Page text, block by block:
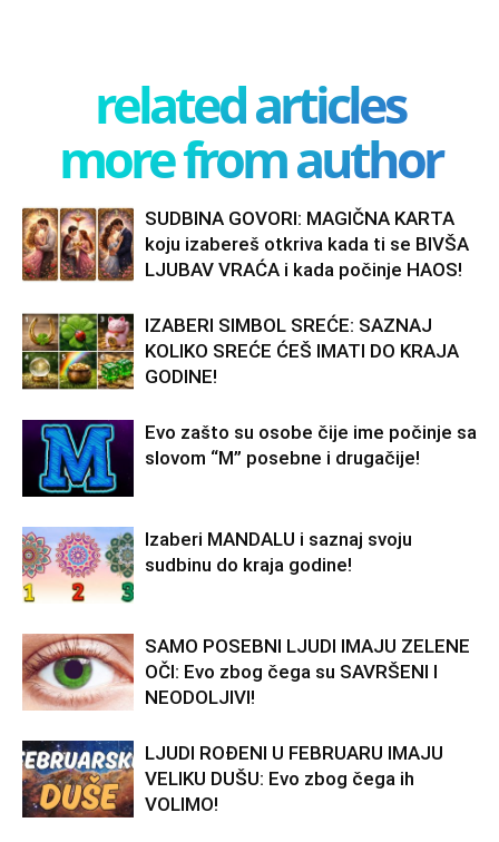
related articles
more from author
SUDBINA GOVORI: MAGIČNA KARTA
koju izabereš otkriva kada ti se BIVŠA
LJUBAV VRAĆA i kada počinje HAOS!
IZABERI SIMBOL SREĆE: SAZNAJ
KOLIKO SREĆE ĆEŠ IMATI DO KRAJA
GODINE!
Evo zašto su osobe čije ime počinje sa
slovom “M” posebne i drugačije!
Izaberi MANDALU i saznaj svoju
sudbinu do kraja godine!
SAMO POSEBNI LJUDI IMAJU ZELENE
OČI: Evo zbog čega su SAVRŠENI I
NEODOLJIVI!
LJUDI ROĐENI U FEBRUARU IMAJU
VELIKU DUŠU: Evo zbog čega ih
VOLIMO!